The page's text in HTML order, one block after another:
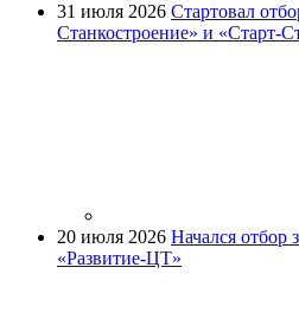
31 июля 2026 Стартовал
Станкостроение» и «Старт-
20 июля 2026 Начался отбор
«Развитие-ЦТ»